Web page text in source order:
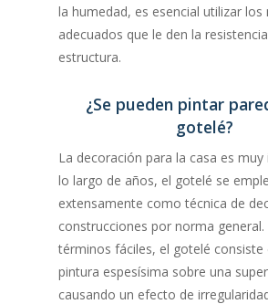
la humedad, es esencial utilizar los
adecuados que le den la
estructura.
¿Se pueden pintar
gotelé?
La decoración para la casa es
lo largo de años, el gotelé se
extensamente como técnica de
construcciones por norma general.
términos fáciles, el gotelé consiste
pintura espesísima sobre una
causando un efecto de